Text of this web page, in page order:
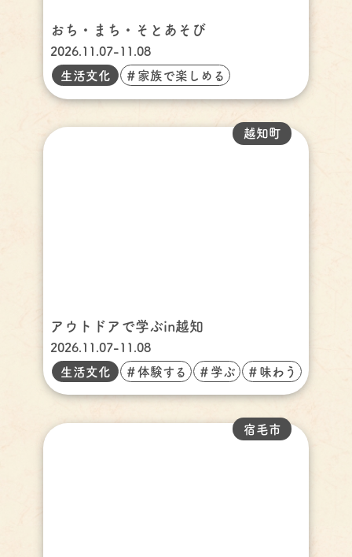
おち・まち・そとあそび
2026.11.07-11.08
生活文化
＃家族で楽しめる
アウトドアで学ぶin越知
越知町
2026.11.07-11.08
生活文化
＃体験する ＃学ぶ ＃味わう
宿毛市